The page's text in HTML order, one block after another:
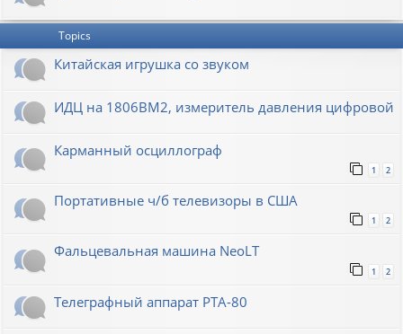
Topics
Китайская игрушка со звуком
ИДЦ на 1806ВМ2, измеритель давления цифровой
Карманный осциллограф
1 2
Портативные ч/б телевизоры в США
1 2
Фальцевальная машина NeoLT
1 2
Телеграфный аппарат РТА-80